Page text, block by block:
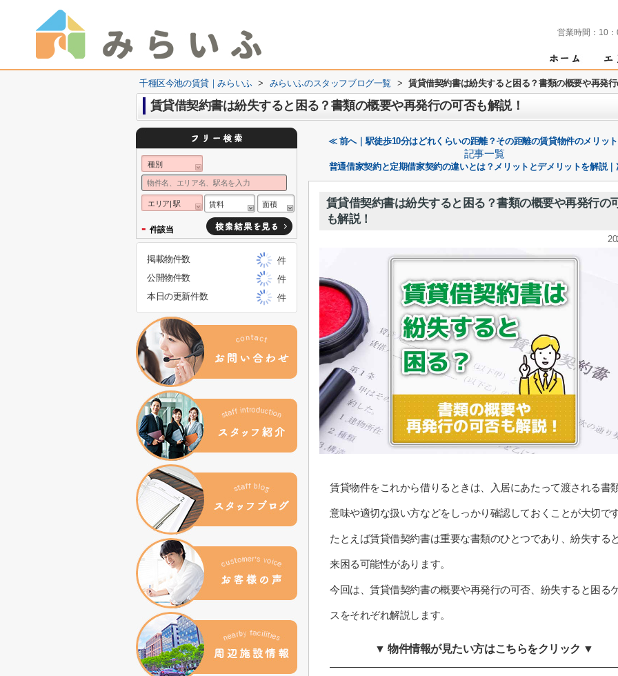
営業時間： 10
千種区今池の賃貸｜みらいふ > みらいふのスタッフブログ一覧 > 賃貸借契約書は紛失すると困る？書類の概要や再発行
賃貸借契約書は紛失すると困る？書類の概要や再発行の可否も解説！
≪ 前へ｜駅徒歩10分はどれくらいの距離？その距離の賃貸物件のメリッ
記事一覧
普通借家契約と定期借家契約の違いとは？メリットとデメリットを解説
賃貸借契約書は紛失すると困る？書類の概要や再発行の
も解説！
賃貸物件をこれから借りるときは、入居にあたって渡される書
意味や適切な扱い方などをしっかり確認しておくことが大切です
たとえば賃貸借契約書は重要な書類のひとつであり、紛失する
来困る可能性があります。
今回は、賃貸借契約書の概要や再発行の可否、紛失すると困る
スをそれぞれ解説します。
▼ 物件情報が見たい方はこちらをクリック ▼
種別
エリア| 駅 賃料 面積
- 件該当
掲載物件数
件
公開物件数
件
本日の更新件数
件